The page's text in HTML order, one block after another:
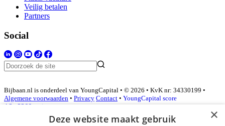
Veilig betalen
Partners
Social
Bijbaan.nl is onderdeel van YoungCapital • © 2026 • KvK nr: 34330199 •
Algemene voorwaarden • Privacy Contact • YoungCapital score
4.3 - 3366 reviews
×
Deze website maakt gebruik